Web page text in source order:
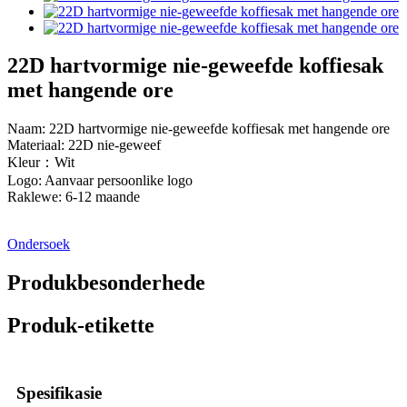
22D hartvormige nie-geweefde koffiesak
met hangende ore
Naam: 22D hartvormige nie-geweefde koffiesak met hangende ore
Materiaal: 22D nie-geweef
Kleur：Wit
Logo: Aanvaar persoonlike logo
Raklewe: 6-12 maande
Ondersoek
Produkbesonderhede
Produk-etikette
Spesifikasie